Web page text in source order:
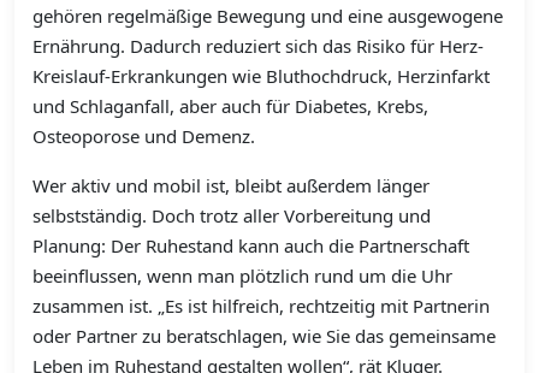
gehören regelmäßige Bewegung und eine ausgewogene
Ernährung. Dadurch reduziert sich das Risiko für Herz-
Kreislauf-Erkrankungen wie Bluthochdruck, Herzinfarkt
und Schlaganfall, aber auch für Diabetes, Krebs,
Osteoporose und Demenz.
Wer aktiv und mobil ist, bleibt außerdem länger
selbstständig. Doch trotz aller Vorbereitung und
Planung: Der Ruhestand kann auch die Partnerschaft
beeinflussen, wenn man plötzlich rund um die Uhr
zusammen ist. „Es ist hilfreich, rechtzeitig mit Partnerin
oder Partner zu beratschlagen, wie Sie das gemeinsame
Leben im Ruhestand gestalten wollen“, rät Kluger.